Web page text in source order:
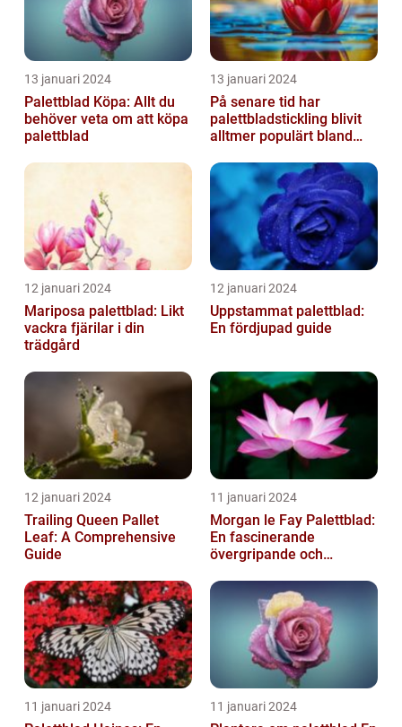
13 januari 2024
Palettblad Köpa: Allt du
behöver veta om att köpa
palettblad
13 januari 2024
På senare tid har
palettbladstickling blivit
alltmer populärt bland
12 januari 2024
Mariposa palettblad: Likt
vackra fjärilar i din
trädgård
12 januari 2024
Uppstammat palettblad:
En fördjupad guide
12 januari 2024
Trailing Queen Pallet
Leaf: A Comprehensive
Guide
11 januari 2024
Morgan le Fay Palettblad:
En fascinerande
övergripande och
11 januari 2024 11 januari 2024